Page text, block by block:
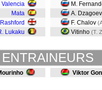
Valencia
Mata
Lukaku
M.
A. Dzagoev
F. Chalov
Vitinho (T.
ENTRAINEURS
Viktor